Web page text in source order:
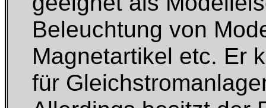
Beleuchtung von
Magnetartikel etc. Er
für